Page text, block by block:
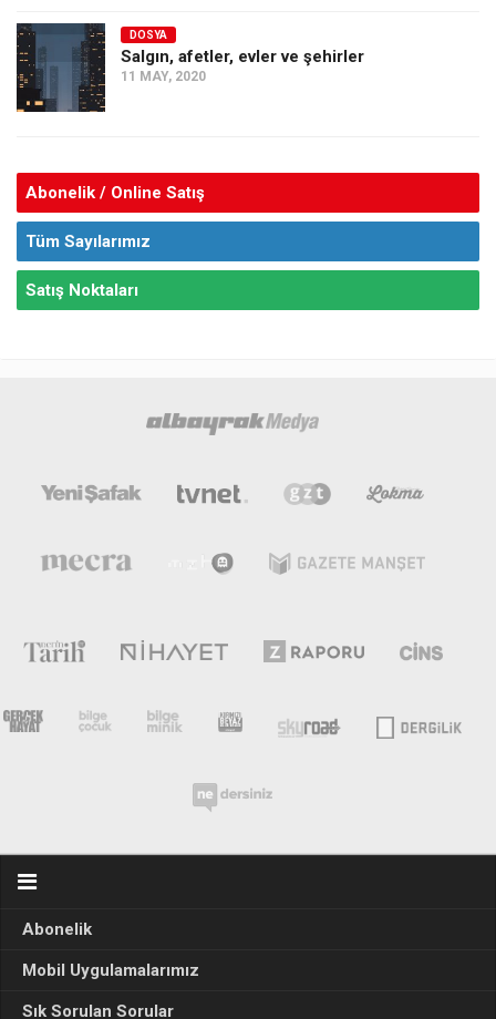
DOSYA
Salgın, afetler, evler ve şehirler
11 MAY, 2020
Abonelik / Online Satış
Tüm Sayılarımız
Satış Noktaları
Abonelik
Mobil Uygulamalarımız
Sık Sorulan Sorular